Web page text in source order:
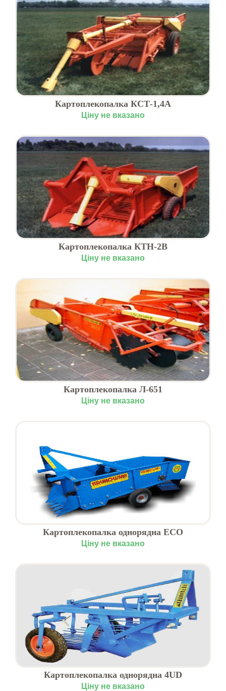
Картоплекопалка КСТ-1,4А
Ціну не вказано
Картоплекопалка КТН-2В
Ціну не вказано
Картоплекопалка Л-651
Ціну не вказано
Картоплекопалка однорядна ЕСО
Ціну не вказано
Картоплекопалка однорядна 4UD
Ціну не вказано